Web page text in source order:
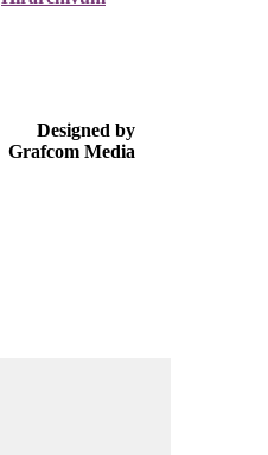
Designed by
Grafcom Media